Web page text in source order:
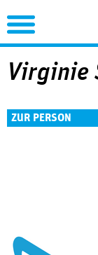
Virginie
ZUR PERSON